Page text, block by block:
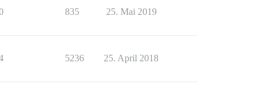
835 25. Mai 2019
5236 25. April 2018